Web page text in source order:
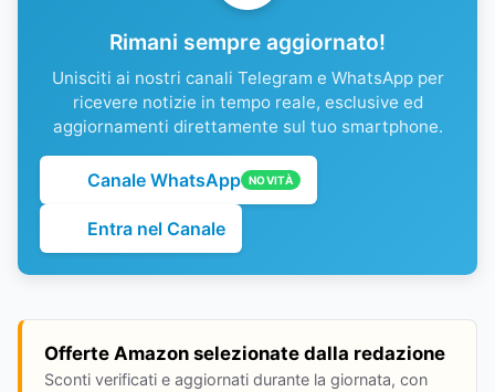
Rimani sempre aggiornato!
Unisciti ai nostri canali Telegram e WhatsApp per
ricevere notizie in tempo reale, esclusive ed
aggiornamenti direttamente sul tuo smartphone.
Canale WhatsApp NOVITÀ
Entra nel Canale
Offerte Amazon selezionate dalla redazione
Sconti verificati e aggiornati durante la giornata, con